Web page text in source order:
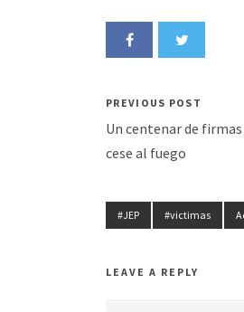
PREVIOUS POST
Un centenar de
cese al fuego
#JEP #victimas
LEAVE A REPLY